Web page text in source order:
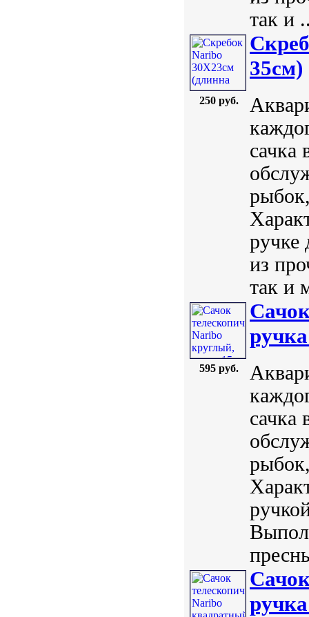
так и
250 руб.
35см)
сачка
ручке
из
так и
595 руб.
сачка